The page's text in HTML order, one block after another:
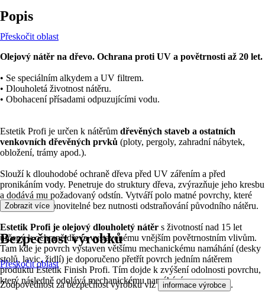
Popis
Přeskočit oblast
Olejový nátěr na dřevo. Ochrana proti UV a povětrnosti až 20 let.
• Se speciálním alkydem a UV filtrem.
• Dlouholetá životnost nátěru.
• Obohacení přísadami odpuzujícími vodu.
Estetik Profi je určen k nátěrům dřevěných staveb a ostatních
venkovních dřevěných prvků (ploty, pergoly, zahradní nábytek,
obložení, trámy apod.).
Slouží k dlouhodobé ochraně dřeva před UV zářením a před
pronikáním vody. Penetruje do struktury dřeva, zvýrazňuje jeho kresbu
a dodává mu požadovaný odstín. Vytváří polo matné povrchy, které
jsou snadno obnovitelné bez nutnosti odstraňování původního nátěru.
Estetik Profi je olejový dlouholetý nátěr s životností nad 15 let
určený k ochraně dřeva vystavenému vnějším povětrnostním vlivům.
Tam kde je povrch vystaven většímu mechanickému namáhání (desky
stolů, lavic, židlí) je doporučeno přetřít povrch jedním nátěrem
produktu Estetik Finish Profi. Tím dojde k zvýšení odolnosti povrchu,
který následně odolává mechanickému namáhání.
Zobrazit více
Bezpečnost výrobků
Přeskočit oblast
Zodpovědnost za bezpečnost výrobku viz informace výrobce .